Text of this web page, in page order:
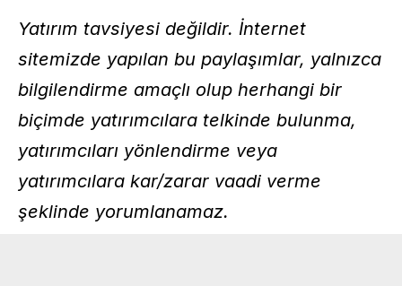
Yatırım tavsiyesi değildir. İnternet
sitemizde yapılan bu paylaşımlar, yalnızca
bilgilendirme amaçlı olup herhangi bir
biçimde yatırımcılara telkinde bulunma,
yatırımcıları yönlendirme veya
yatırımcılara kar/zarar vaadi verme
şeklinde yorumlanamaz.